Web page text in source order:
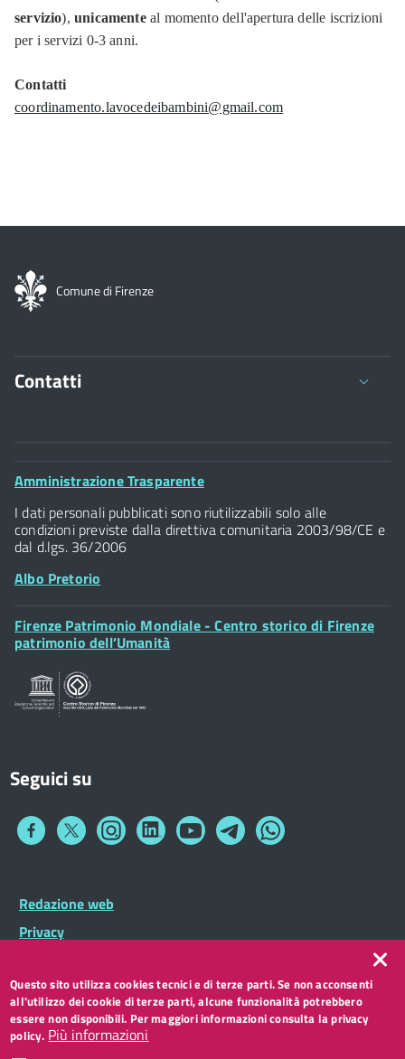
servizio), unicamenteal momento dell'apertura delle iscrizioni
per i servizi 0-3 anni.
Contatti
coordinamento.lavocedeibambini@gmail.com
Comune di Firenze
Contatti
Comune di Firenze
Palazzo Vecchio
Piazza della Signoria - 50122, Firenze
P.IVA 01307110484
Posta Elettronica Certificata
Footer
Amministrazione Trasparente
I dati personali pubblicati sono riutilizzabili solo alle
condizioni previste dalla direttiva comunitaria 2003/98/CE e
dal d.lgs. 36/2006
Albo Pretorio
Footer
Widget
Firenze Patrimonio Mondiale - Centro storico di Firenze
patrimonio dell’Umanità
Seguici su
Collegamento
Collegamento
a
Collegamento
a
Collegamento
a
Collegamento
a
Collegamento
a
Collegamento
a
Footer
Widget
Footer
menu
Redazione web
Privacy
Accessibilità
CC BY 3.0 IT
Questo sito utilizza cookies tecnici e di terze parti. Se non acconsenti
all'utilizzo dei cookie di terze parti, alcune funzionalità potrebbero
essere non disponibili. Per maggiori informazioni consulta la privacy
policy. Più informazioni